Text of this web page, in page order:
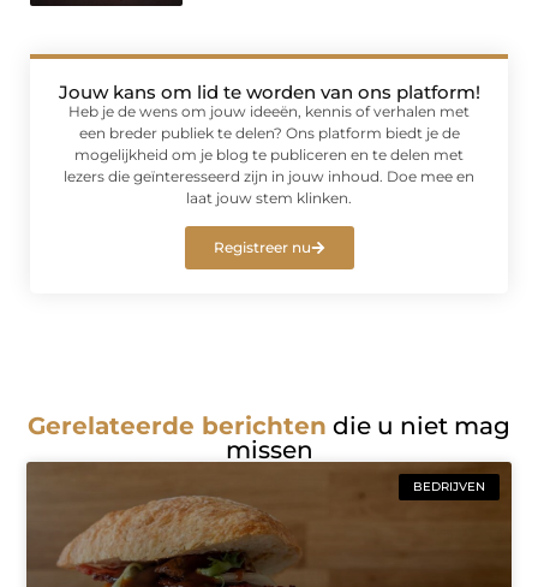
Jouw kans om lid te worden van ons platform!
Heb je de wens om jouw ideeën, kennis of verhalen met
een breder publiek te delen? Ons platform biedt je de
mogelijkheid om je blog te publiceren en te delen met
lezers die geïnteresseerd zijn in jouw inhoud. Doe mee en
laat jouw stem klinken.
Registreer nu
Gerelateerde berichten die u niet mag
missen
BEDRIJVEN